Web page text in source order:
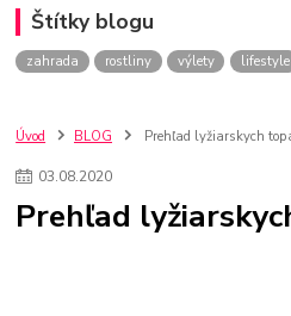
Štítky blogu
zahrada rostliny výlety lifestyle
Úvod BLOG Prehľad lyžiarskych
03.08.2020
Prehľad